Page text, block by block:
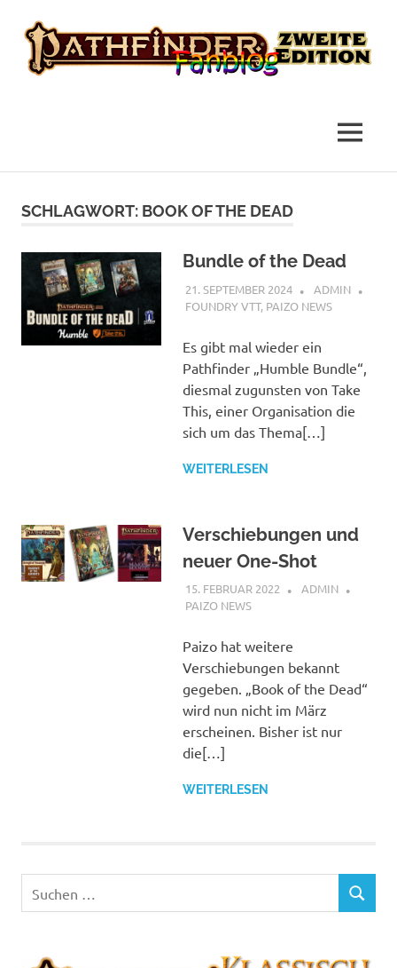
Inhalt
MENÜ
SCHLAGWORT: BOOK OF THE DEAD
Bundle of the Dead
21. SEPTEMBER 2024
ADMIN
FOUNDRY VTT, PAIZO NEWS
Es gibt mal wieder ein
Pathfinder „Humble Bundle“,
diesmal zugunsten von Take
This, einer Organisation die
sich um das Thema[…]
WEITERLESEN
Verschiebungen und
neuer One-Shot
15. FEBRUAR 2022
ADMIN
PAIZO NEWS
Paizo hat weitere
Verschiebungen bekannt
gegeben. „Book of the Dead“
wird nun nicht im März
erscheinen. Bisher ist nur
die[…]
WEITERLESEN
nach:
SUCHEN